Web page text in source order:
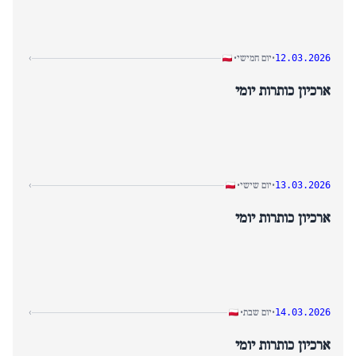
12.03.2026
•יום חמישי•
›
ארכיון כותרות יומי
13.03.2026
•יום שישי•
›
ארכיון כותרות יומי
14.03.2026
•יום שבת•
›
ארכיון כותרות יומי